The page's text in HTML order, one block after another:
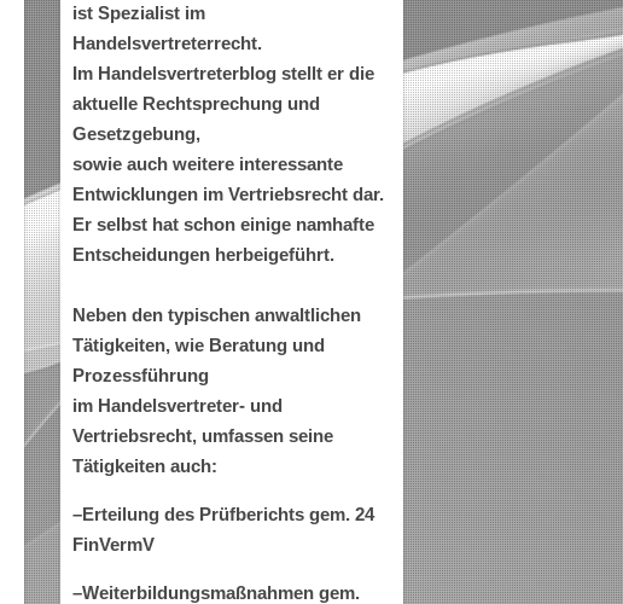
ist Spezialist im
Handelsvertreterrecht.
Im Handelsvertreterblog stellt er die
aktuelle Rechtsprechung und
Gesetzgebung,
sowie auch weitere interessante
Entwicklungen im Vertriebsrecht dar.
Er selbst hat schon einige namhafte
Entscheidungen herbeigeführt.
Neben den typischen anwaltlichen
Tätigkeiten, wie Beratung und
Prozessführung
im Handelsvertreter- und
Vertriebsrecht, umfassen seine
Tätigkeiten auch:
–Erteilung des Prüfberichts gem. 24
FinVermV
–Weiterbildungsmaßnahmen gem.